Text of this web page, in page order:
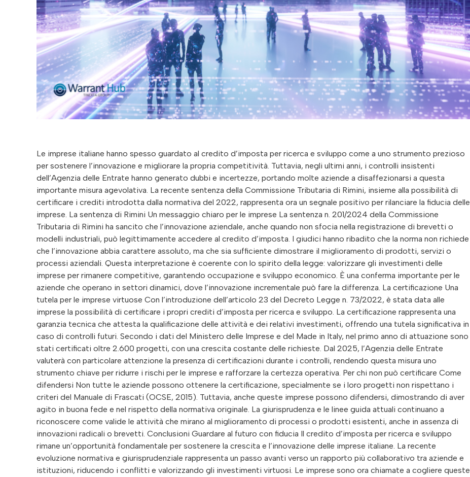
Le imprese italiane hanno spesso guardato al credito d’imposta per ricerca e sviluppo come a uno strumento prezioso
per sostenere l’innovazione e migliorare la propria competitività. Tuttavia, negli ultimi anni, i controlli insistenti
dell’Agenzia delle Entrate hanno generato dubbi e incertezze, portando molte aziende a disaffezionarsi a questa
importante misura agevolativa. La recente sentenza della Commissione Tributaria di Rimini, insieme alla possibilità di
certificare i crediti introdotta dalla normativa del 2022, rappresenta ora un segnale positivo per rilanciare la fiducia delle
imprese. La sentenza di Rimini Un messaggio chiaro per le imprese La sentenza n. 201/2024 della Commissione
Tributaria di Rimini ha sancito che l’innovazione aziendale, anche quando non sfocia nella registrazione di brevetti o
modelli industriali, può legittimamente accedere al credito d’imposta. I giudici hanno ribadito che la norma non richiede
che l’innovazione abbia carattere assoluto, ma che sia sufficiente dimostrare il miglioramento di prodotti, servizi o
processi aziendali. Questa interpretazione è coerente con lo spirito della legge: valorizzare gli investimenti delle
imprese per rimanere competitive, garantendo occupazione e sviluppo economico. È una conferma importante per le
aziende che operano in settori dinamici, dove l’innovazione incrementale può fare la differenza. La certificazione Una
tutela per le imprese virtuose Con l’introduzione dell’articolo 23 del Decreto Legge n. 73/2022, è stata data alle
imprese la possibilità di certificare i propri crediti d’imposta per ricerca e sviluppo. La certificazione rappresenta una
garanzia tecnica che attesta la qualificazione delle attività e dei relativi investimenti, offrendo una tutela significativa in
caso di controlli futuri. Secondo i dati del Ministero delle Imprese e del Made in Italy, nel primo anno di attuazione sono
stati certificati oltre 2.600 progetti, con una crescita costante delle richieste. Dal 2025, l’Agenzia delle Entrate
valuterà con particolare attenzione la presenza di certificazioni durante i controlli, rendendo questa misura uno
strumento chiave per ridurre i rischi per le imprese e rafforzare la certezza operativa. Per chi non può certificare Come
difendersi Non tutte le aziende possono ottenere la certificazione, specialmente se i loro progetti non rispettano i
criteri del Manuale di Frascati (OCSE, 2015). Tuttavia, anche queste imprese possono difendersi, dimostrando di aver
agito in buona fede e nel rispetto della normativa originale. La giurisprudenza e le linee guida attuali continuano a
riconoscere come valide le attività che mirano al miglioramento di processi o prodotti esistenti, anche in assenza di
innovazioni radicali o brevetti. Conclusioni Guardare al futuro con fiducia Il credito d’imposta per ricerca e sviluppo
rimane un’opportunità fondamentale per sostenere la crescita e l’innovazione delle imprese italiane. La recente
evoluzione normativa e giurisprudenziale rappresenta un passo avanti verso un rapporto più collaborativo tra aziende e
istituzioni, riducendo i conflitti e valorizzando gli investimenti virtuosi. Le imprese sono ora chiamate a cogliere queste